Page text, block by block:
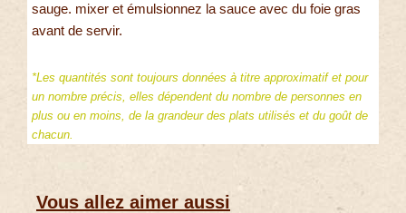
sauge. mixer et émulsionnez la sauce avec du foie gras
avant de servir.
*Les quantités sont toujours données à titre approximatif et pour
un nombre précis, elles dépendent du nombre de personnes en
plus ou en moins, de la grandeur des plats utilisés et du goût de
chacun.
Vous allez aimer aussi